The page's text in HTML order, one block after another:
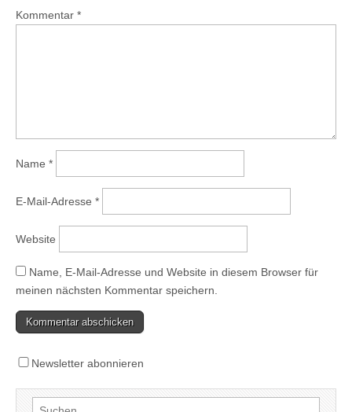
Kommentar *
Name *
E-Mail-Adresse *
Website
Name, E-Mail-Adresse und Website in diesem Browser für
meinen nächsten Kommentar speichern.
Newsletter abonnieren
Suchen